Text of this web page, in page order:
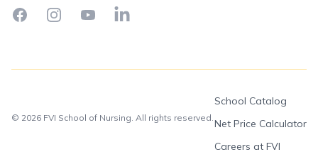
FacebookInstagramYouTubeLinkedIn
© 2026 FVI School of Nursing. All rights reserved.
School Catalog
Net Price Calculator
Careers at FVI